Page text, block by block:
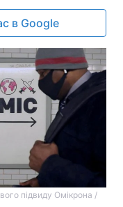
в Google
підвиду Омікрона /